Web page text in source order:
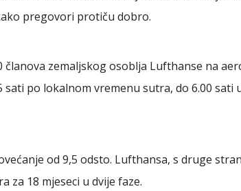
pregovori protiču dobro.
članova zemaljskog osoblja Lufthanse na
sati po lokalnom vremenu sutra, do 6.00 sati
od 9,5 odsto. Lufthansa, s druge
za 18 mjeseci u dvije faze.